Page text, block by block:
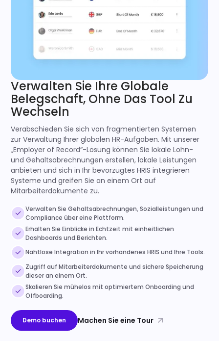
Verwalten Sie Ihre Globale
Belegschaft, Ohne Das Tool Zu
Wechseln
Verabschieden Sie sich von fragmentierten Systemen
zur Verwaltung Ihrer globalen HR-Aufgaben. Mit unserer
„Employer of Record“-Lösung können Sie lokale Lohn-
und Gehaltsabrechnungen erstellen, lokale Leistungen
anbieten und sich in Ihr bevorzugtes HRIS integrieren
Systeme und greifen Sie an einem Ort auf
Mitarbeiterdokumente zu.
Verwalten Sie Gehaltsabrechnungen, Sozialleistungen und
Compliance über eine Plattform.
Erhalten Sie Einblicke in Echtzeit mit einheitlichen
Dashboards und Berichten.
Nahtlose Integration in Ihr vorhandenes HRIS und Ihre Tools.
Zugriff auf Mitarbeiterdokumente und sichere Speicherung
dieser an einem Ort.
Skalieren Sie mühelos mit optimiertem Onboarding und
Offboarding.
Demo buchen Machen Sie eine Tour